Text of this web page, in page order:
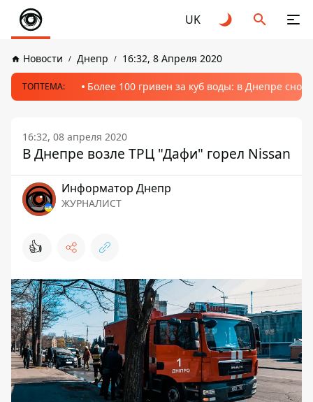
UK
Новости Днепр 16:32, 8 Апреля 2020
ТОПТЕМА: Более 100 гривен за куб воды: в Днепре
16:32, 08 апреля 2020
В Днепре возле ТРЦ "Дафи" горел Nissan
Информатор Днепр
ЖУРНАЛИСТ
👍